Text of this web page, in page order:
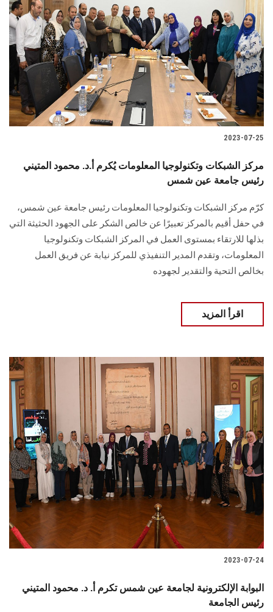
2023-07-25
مركز الشبكات وتكنولوجيا المعلومات يُكرم أ.د. محمود المتيني
رئيس جامعة عين شمس
كرّم مركز الشبكات وتكنولوجيا المعلومات رئيس جامعة عين شمس،
في حفل أقيم بالمركز تعبيرًا عن خالص الشكر على الجهود الحثيثة التي
بذلها للارتقاء بمستوى العمل في المركز الشبكات وتكنولوجيا
المعلومات، وتقدم المدير التنفيذي للمركز نيابة عن فريق العمل
بخالص التحية والتقدير لجهوده
اقرأ المزيد
2023-07-24
البوابة الإلكترونية لجامعة عين شمس تكرم أ. د. محمود المتيني
رئيس الجامعة